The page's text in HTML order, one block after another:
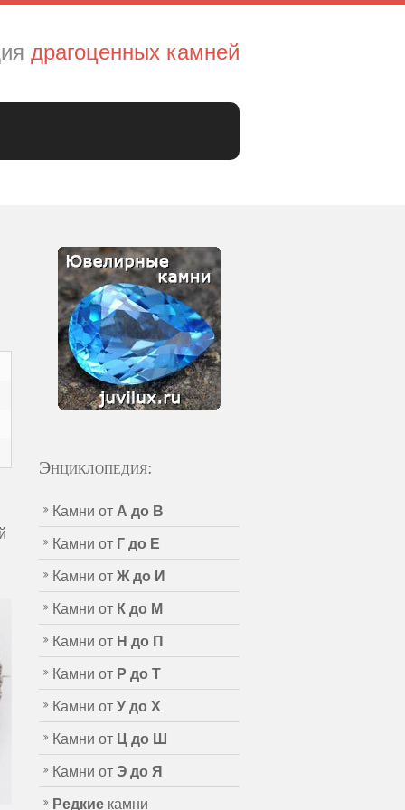
драгоценных камней
Энциклопедия:
Камни от А до В
Камни от Г до Е
Камни от Ж до И
Камни от К до М
Камни от Н до П
Камни от Р до Т
Камни от У до Х
Камни от Ц до Ш
Камни от Э до Я
Редкие камни